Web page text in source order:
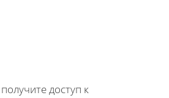
доступ к